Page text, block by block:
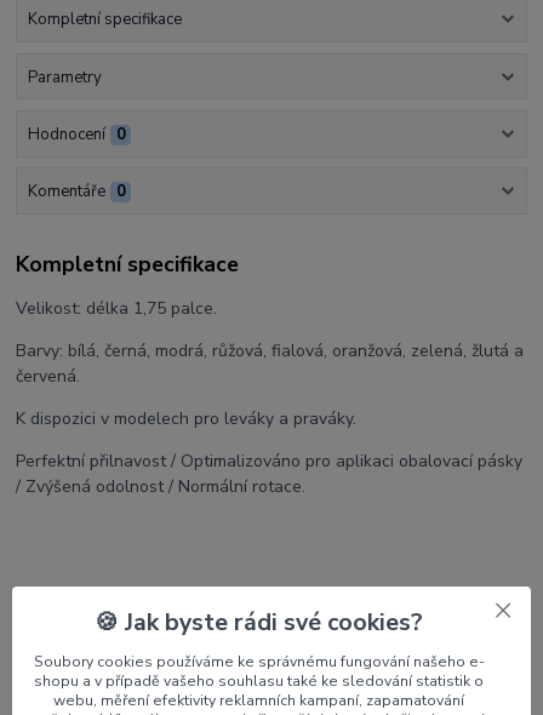
Kompletní specifikace
Parametry
Hodnocení 0
Komentáře 0
Kompletní specifikace
Velikost: délka 1,75 palce.
Barvy: bílá, černá, modrá, růžová, fialová, oranžová, zelená, žlutá a
červená.
K dispozici v modelech pro leváky a praváky.
Perfektní přilnavost / Optimalizováno pro aplikaci obalovací pásky
/ Zvýšená odolnost / Normální rotace.
Výrobce JET6
Orientace LH
🍪 Jak byste rádi své cookies?
Soubory cookies používáme ke správnému fungování našeho e-
shopu a v případě vašeho souhlasu také ke sledování statistik o
webu, měření efektivity reklamních kampaní, zapamatování